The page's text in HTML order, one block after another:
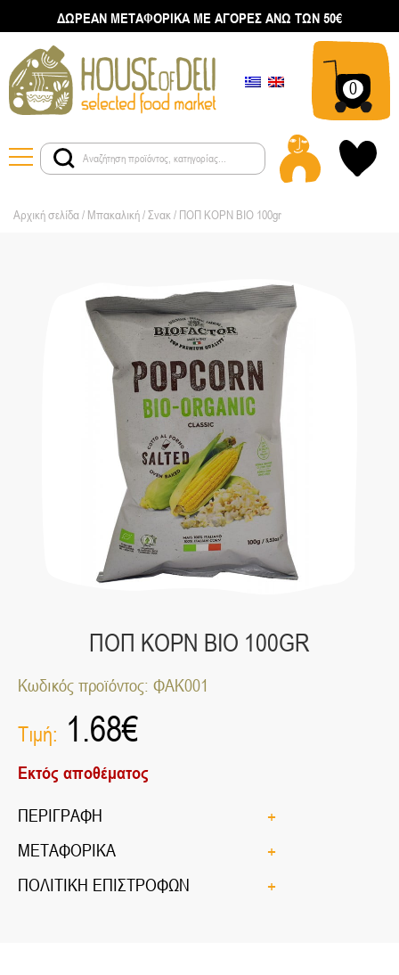
ΔΩΡΕΑΝ ΜΕΤΑΦΟΡΙΚΑ ΜΕ ΑΓΟΡΕΣ ΑΝΩ ΤΩΝ 50€
0
Αρχική σελίδα/ Μπακαλική/Σνακ / ΠΟΠ ΚΟΡΝ ΒΙΟ 100gr
ΠΟΠ ΚΟΡΝ ΒΙΟ 100GR
Κωδικός προϊόντος: ΦΑΚ001
Τιμή: 1.68€
Εκτός αποθέματος
ΠΕΡΙΓΡΑΦΗ
ΜΕΤΑΦΟΡΙΚΑ
ΠΟΛΙΤΙΚΗ ΕΠΙΣΤΡΟΦΩΝ